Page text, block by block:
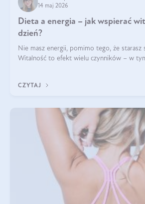
14 maj 2026
Dieta a energia – jak wspierać
dzień?
Nie masz energii, pomimo tego, że starasz
Witalność to efekt wielu czynników – w
CZYTAJ